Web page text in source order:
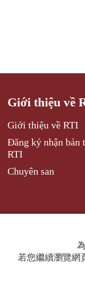
Giới thiệu về
Giới thiệu về RTI
Đăng ký nhận bản
RTI
Chuyên san
若您繼續瀏覽網